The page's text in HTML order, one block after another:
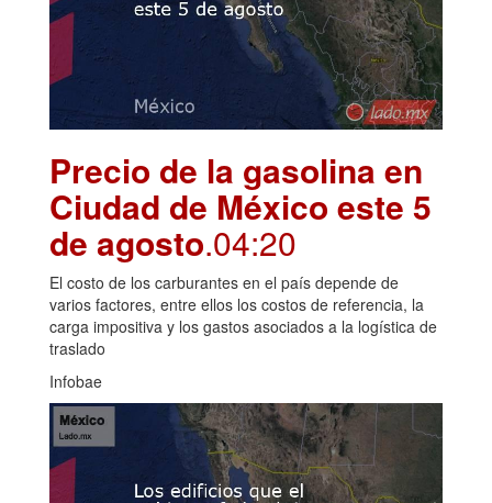
Precio de la gasolina en
Ciudad de México este 5
de agosto.04:20
El costo de los carburantes en el país depende de
varios factores, entre ellos los costos de referencia, la
carga impositiva y los gastos asociados a la logística de
traslado
Infobae